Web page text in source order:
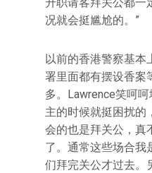
升职请客拜关公都一
况就会挺尴尬的。”
以前的香港警察基本
署里面都有摆设香案
多。Lawrence笑呵
主的时候就挺困扰的
会的也是拜关公，真
了。通常这些场合我
们拜完关公才过去。